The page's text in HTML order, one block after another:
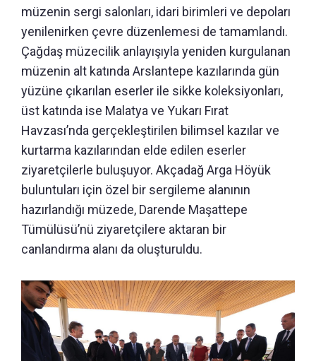
müzenin sergi salonları, idari birimleri ve depoları
yenilenirken çevre düzenlemesi de tamamlandı.
Çağdaş müzecilik anlayışıyla yeniden kurgulanan
müzenin alt katında Arslantepe kazılarında gün
yüzüne çıkarılan eserler ile sikke koleksiyonları,
üst katında ise Malatya ve Yukarı Fırat
Havzası’nda gerçekleştirilen bilimsel kazılar ve
kurtarma kazılarından elde edilen eserler
ziyaretçilerle buluşuyor. Akçadağ Arga Höyük
buluntuları için özel bir sergileme alanının
hazırlandığı müzede, Darende Maşattepe
Tümülüsü’nü ziyaretçilere aktaran bir
canlandırma alanı da oluşturuldu.